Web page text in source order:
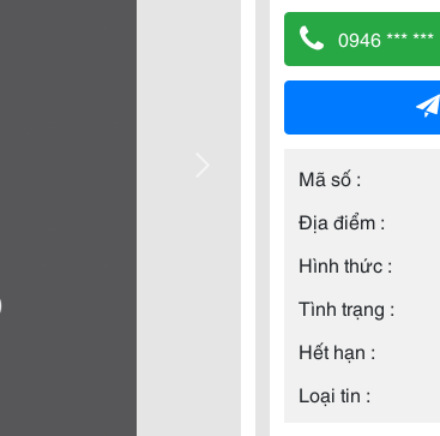
0946 *** ***
Mã số :
Địa điểm :
Hình thức :
Tình trạng :
Hết hạn :
Loại tin :